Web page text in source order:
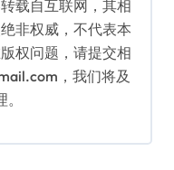
载自互联网，其相
非权威，不代表本
权问题，请提交相
，我们将及